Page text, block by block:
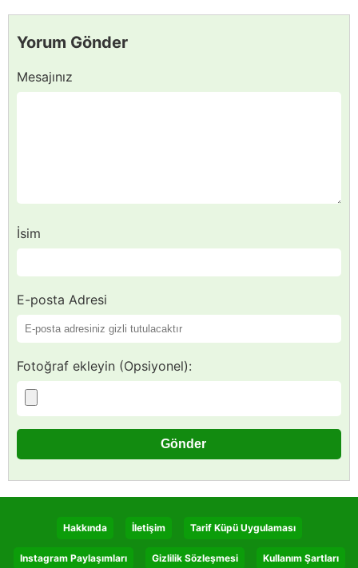
Yorum Gönder
Mesajınız
İsim
E-posta Adresi
Fotoğraf ekleyin (Opsiyonel):
Hakkında İletişim Tarif Küpü Uygulaması
Instagram Paylaşımları Gizlilik Sözleşmesi Kullanım Şartları